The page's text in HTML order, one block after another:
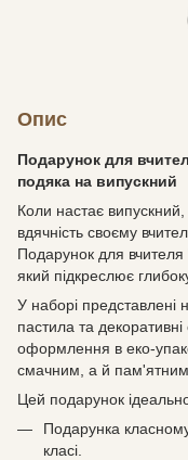
Опис
Подарунок для
подяка на випускний
Коли настає
вдячність своєму
Подарунок для
який підкреслює
У наборі представлені
пастила та
оформлення в еко-
смачним, а й пам'ятним
Цей подарунок
Подарунка
класі.